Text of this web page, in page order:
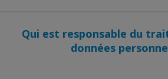
Qui est responsable du
données